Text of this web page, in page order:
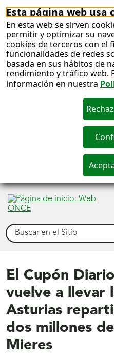
Esta página web usa
En esta web se sirven
permitir y optimizar su
cookies de terceros con el
funcionalidades de redes
basada en sus hábitos de
rendimiento y tráfico web.
información en nuestra
Buscar
El Cupón
vuelve a llevar
Asturias
dos millones
Mieres